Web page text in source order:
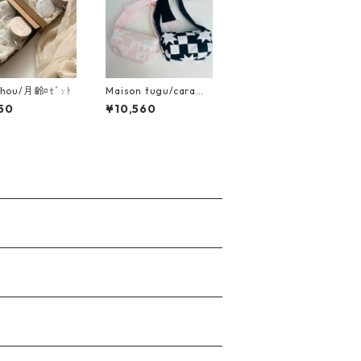
月齢ﾛｾﾞｯﾄ
Maison tugu/carame
l ribon bag
¥10,560